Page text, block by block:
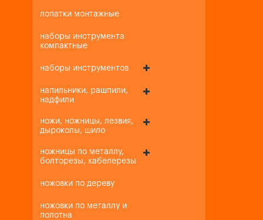
лопатки монтажные
наборы инструмента
компактные
наборы инструментов
напильники, рашпили,
надфили
ножи, ножницы, лезвия,
дыроколы, шило
ножницы по металлу,
болторезы, кабелерезы
ножовки по дереву
ножовки по металлу и
полотна